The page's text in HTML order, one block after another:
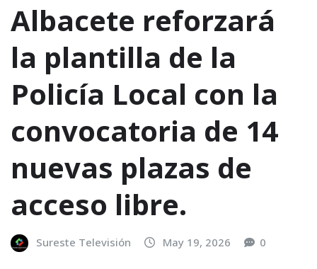
Albacete reforzará
la plantilla de la
Policía Local con la
convocatoria de 14
nuevas plazas de
acceso libre.
Sureste Televisión May 19, 2026 0